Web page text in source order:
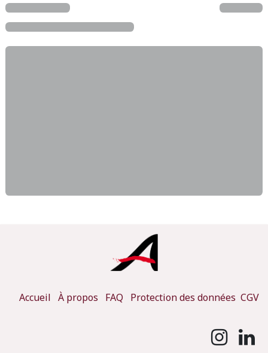
Accueil À propos FAQ Protection des données CGV